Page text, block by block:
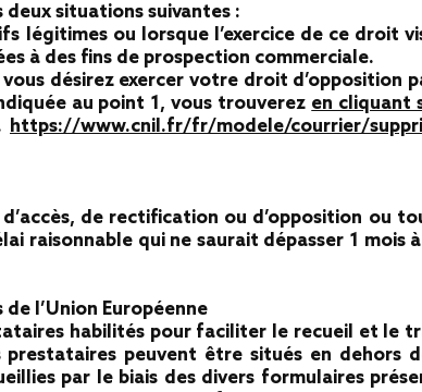
deux situations suivantes :
légitimes ou lorsque l’exercice de ce droit
à des fins de prospection commerciale.
désirez exercer votre droit d’opposition
au point 1, vous trouverez en cliquant
https://www.cnil.fr/fr/modele/courrier/
de rectification ou d’opposition ou
raisonnable qui ne saurait dépasser 1 mois
l’Union Européenne
habilités pour faciliter le recueil et le
peuvent être situés en dehors
par le biais des divers formulaires